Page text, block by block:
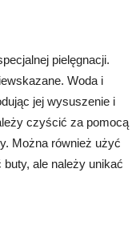
pielęgnacji.
Woda i
jej wysuszenie i
czyścić za pomocą
Można również użyć
ale należy unikać